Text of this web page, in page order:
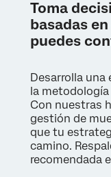
Toma
basadas
puedes
Desarrolla
la
Con nuestras
gestión de
que tu
camino.
recomendada